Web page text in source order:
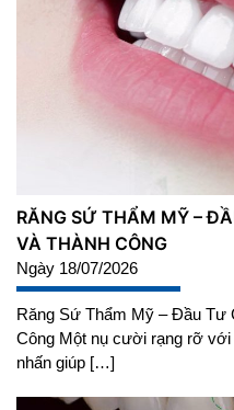
RĂNG SỨ THẨM MỸ –
VÀ THÀNH CÔNG
Ngày 18/07/2026
Răng Sứ Thẩm Mỹ – Đầu Tư
Công Một nụ cười rạng rỡ với
nhấn giúp […]